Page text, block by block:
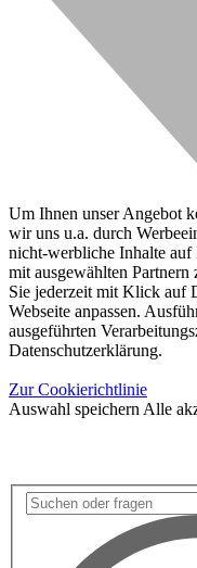
Um Ihnen unser Angebot
wir uns u.a. durch
nicht-werbliche Inhalte auf
mit ausgewählten
Sie jederzeit mit Klick auf
Webseite anpassen.
ausgeführten
Datenschutzerklärung.
Zur Cookierichtlinie
Auswahl speichern Alle